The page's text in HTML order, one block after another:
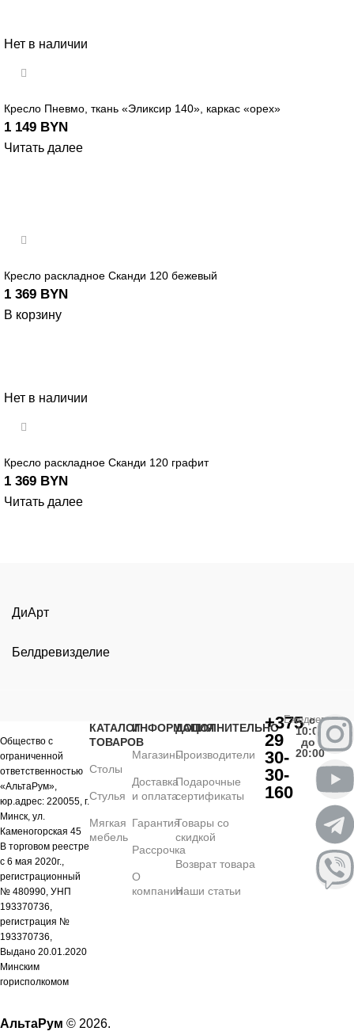
Нет в наличии
Кресло Пневмо, ткань «Эликсир 140», каркас «орех»
1 149 BYN
Читать далее
Кресло раскладное Сканди 120 бежевый
1 369 BYN
В корзину
Нет в наличии
Кресло раскладное Сканди 120 графит
1 369 BYN
Читать далее
ДиАрт
Белдревизделие
Общество с
ограниченной
ответственностью
«АльтаРум»,
юр.адрес: 220055, г.
Минск, ул.
Каменогорская 45
В торговом реестре
с 6 мая 2020г.,
регистрационный
№ 480990, УНП
193370736,
регистрация №
193370736,
Выдано 20.01.2020
Минским
горисполкомом
КАТАЛОГ
ТОВАРОВ
Столы
Стулья
Мягкая
мебель
ИНФОРМАЦИЯ
Магазины
Доставка
и оплата
Гарантия
Рассрочка
О
компании
ДОПОЛНИТЕЛЬНО
Производители
Подарочные
сертификаты
Товары со
скидкой
Возврат товара
Наши статьи
+375
29
30-
30-
160
Ежедневно
с
10:00
до
20:00
АльтаРум © 2026.